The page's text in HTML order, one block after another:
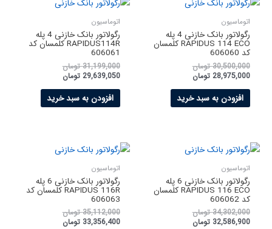
اتوماسیون
رگولاتور بانک خازنی 4 پله
RAPIDUS 114 ECO کلمسان
کد 606060
30,500,000 تومان
28,975,000 تومان
افزودن به سبد خرید
اتوماسیون
رگولاتور بانک خازنی 4 پله
RAPIDUS114R کلمسان کد
606061
31,199,000 تومان
29,639,050 تومان
افزودن به سبد خرید
اتوماسیون
رگولاتور بانک خازنی 6 پله
RAPIDUS 116 ECO کلمسان
کد 606062
34,302,000 تومان
32,586,900 تومان
اتوماسیون
رگولاتور بانک خازنی 6 پله
RAPIDUS 116R کلمسان کد
606063
35,112,000 تومان
33,356,400 تومان